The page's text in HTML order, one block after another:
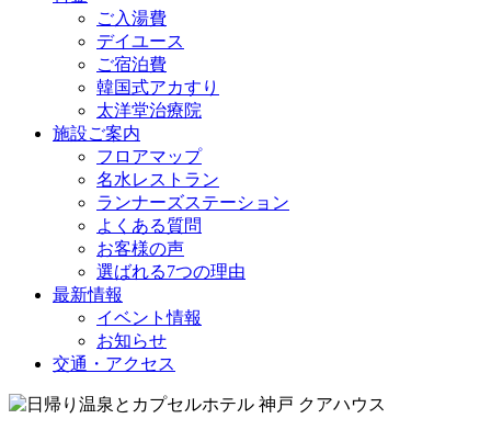
ご入湯費
デイユース
ご宿泊費
韓国式アカすり
太洋堂治療院
施設ご案内
フロアマップ
名水レストラン
ランナーズステーション
よくある質問
お客様の声
選ばれる7つの理由
最新情報
イベント情報
お知らせ
交通・アクセス